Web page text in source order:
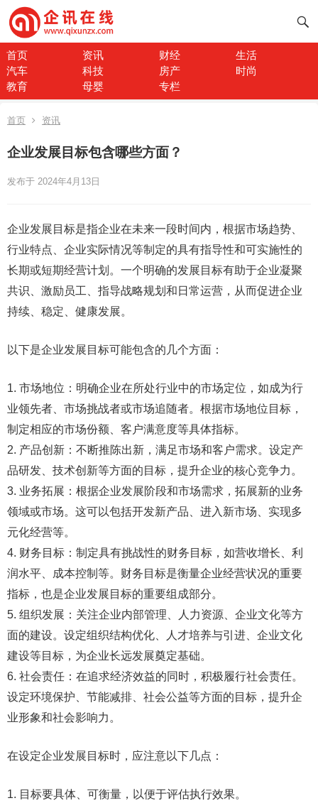
首页 资讯 财经
生活
汽车
科技 房产
时尚
教育
母婴 专栏
首页 资讯
企业发展目标包含哪些方面？
发布于 2024年4月13日
企业发展目标是指企业在未来一段时间内，根据市场趋势、
行业特点、企业实际情况等制定的具有指导性和可实施性的
长期或短期经营计划。一个明确的发展目标有助于企业凝聚
共识、激励员工、指导战略规划和日常运营，从而促进企业
持续、稳定、健康发展。
以下是企业发展目标可能包含的几个方面：
1. 市场地位：明确企业在所处行业中的市场定位，如成为行
业领先者、市场挑战者或市场追随者。根据市场地位目标，
制定相应的市场份额、客户满意度等具体指标。
2. 产品创新：不断推陈出新，满足市场和客户需求。设定产
品研发、技术创新等方面的目标，提升企业的核心竞争力。
3. 业务拓展：根据企业发展阶段和市场需求，拓展新的业务
领域或市场。这可以包括开发新产品、进入新市场、实现多
元化经营等。
4. 财务目标：制定具有挑战性的财务目标，如营收增长、利
润水平、成本控制等。财务目标是衡量企业经营状况的重要
指标，也是企业发展目标的重要组成部分。
5. 组织发展：关注企业内部管理、人力资源、企业文化等方
面的建设。设定组织结构优化、人才培养与引进、企业文化
建设等目标，为企业长远发展奠定基础。
6. 社会责任：在追求经济效益的同时，积极履行社会责任。
设定环境保护、节能减排、社会公益等方面的目标，提升企
业形象和社会影响力。
在设定企业发展目标时，应注意以下几点：
1. 目标要具体、可衡量，以便于评估执行效果。